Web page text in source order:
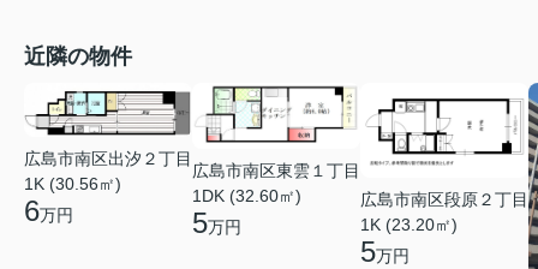
近隣の物件
広島市南区出汐２丁目
1K (30.56㎡)
6万円
広島市南区東雲１丁目
1DK (32.60㎡)
5万円
広島市南区段原２丁目
1K (23.20㎡)
5万円